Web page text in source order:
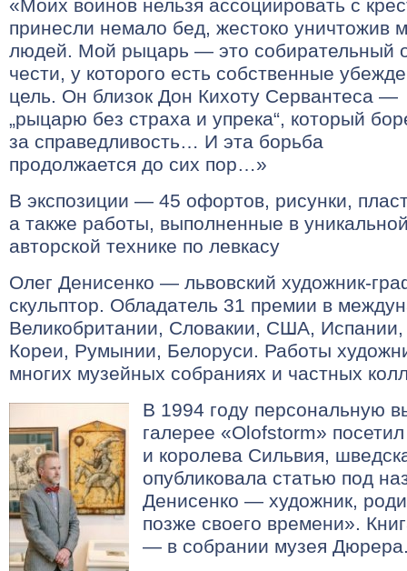
«Моих воинов нельзя ассоциировать с
принесли немало бед, жестоко уничтожив
людей. Мой рыцарь — это собирательный
чести, у которого есть собственные
цель. Он близок Дон Кихоту Сервантеса —
„рыцарю без страха и упрека“, который
за справедливость… И эта борьба
продолжается до сих пор…»
В экспозиции — 45 офортов, рисунки,
а также работы, выполненные в
авторской технике по левкасу
Олег Денисенко — львовский художник-
скульптор. Обладатель 31 премии в
Великобритании, Словакии, США,
Кореи, Румынии, Белоруси. Работы
многих музейных собраниях и частных
В 1994 году персональную
галерее «Olofstorm»
и королева Сильвия,
опубликовала статью под
Денисенко — художник,
позже своего времени».
— в собрании музея